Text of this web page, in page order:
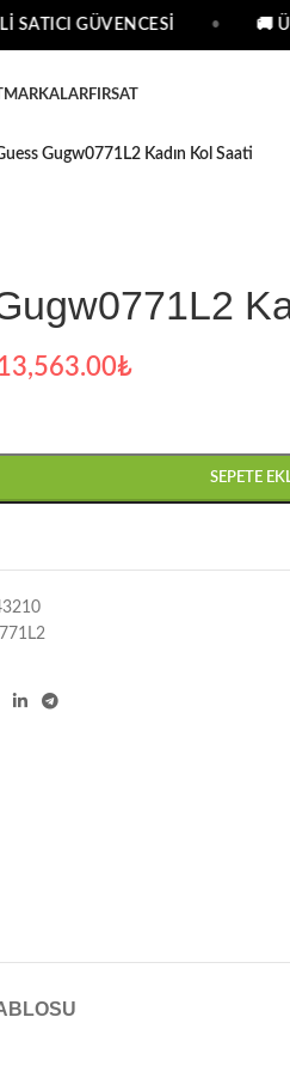
GÜVENCESİ 🚚
MARKALARFIRSAT
Gugw0771L2 Kadın Kol Saati
₺
SEPETE